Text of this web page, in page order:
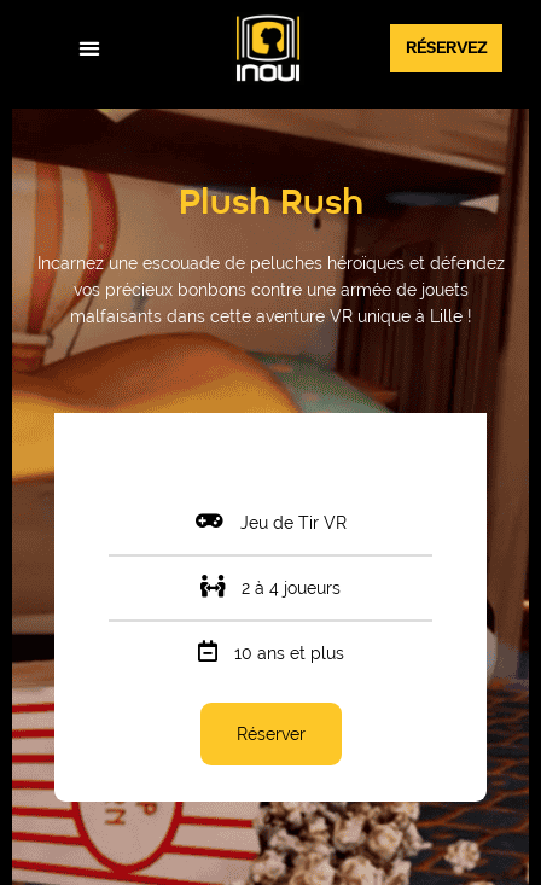
RÉSERVEZ
Plush Rush
Incarnez une escouade de peluches héroïques et défendez
vos précieux bonbons contre une armée de jouets
malfaisants dans cette aventure VR unique à Lille !
Jeu de Tir VR
2 à 4 joueurs
10 ans et plus
Réserver